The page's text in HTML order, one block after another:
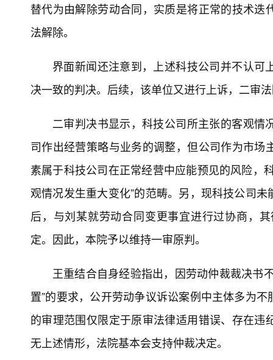
替代为由解除劳动合同，实质是将正常的技术
法解除。
界面新闻还注意到，上述科技公司并不认
决一致的判决。后续，该单位又进行上诉，二审
二审判决书显示，科技公司所主张的客观
司作出经营策略与业务的调整，但公司作为市
素属于科技公司在正常经营中应能预见的风险，
观情况发生重大变化”的范畴。另，现科技公司
后，与刘某就劳动合同变更事宜进行过协商，
定。因此，本院予以维持一审原判。
王重结合自身经验指出，因劳动仲裁裁决书
置”的要求，公开劳动争议诉讼案例中主体多为
的审理范围仅限定于原审法律适用错误、存在
无上述情形，法院基本会支持仲裁决定。